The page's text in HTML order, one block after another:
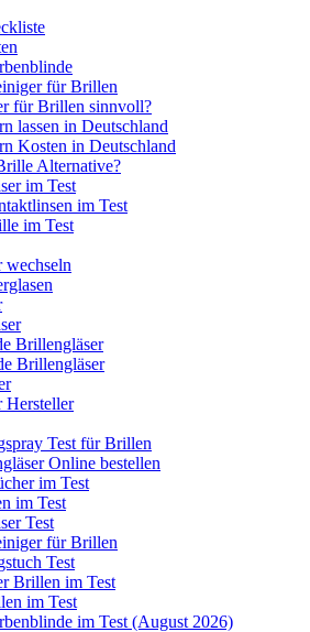
für Brillen
für Brillen sinnvoll?
lassen in Deutschland
Kosten in Deutschland
Alternative?
im Test
im Test
im Test
wechseln
Brillengläser
Brillengläser
Hersteller
Test für Brillen
Online bestellen
im Test
im Test
Test
für Brillen
Test
Brillen im Test
im Test
im Test (August 2026)